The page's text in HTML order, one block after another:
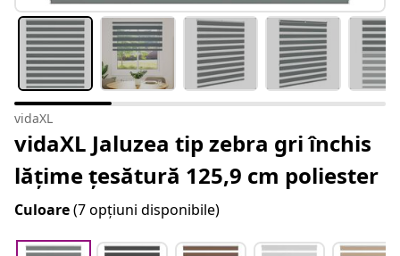
vidaXL
vidaXL Jaluzea tip zebra gri închis
lățime țesătură 125,9 cm poliester
Culoare(7 opțiuni disponibile)